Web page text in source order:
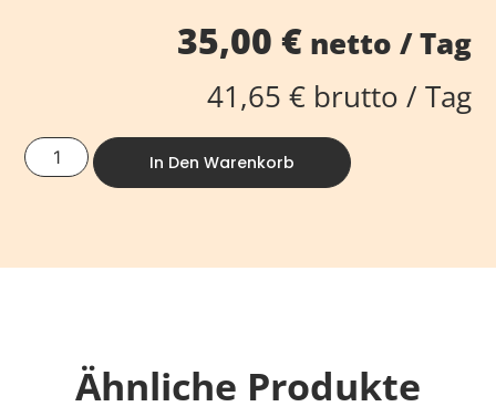
35,00 €netto / Tag
41,65 €brutto / Tag
In Den Warenkorb
Ähnliche Produkte